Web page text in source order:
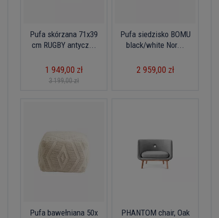
Pufa skórzana 71x39
cm RUGBY antycz...
1 949,00 zł
3 199,00 zł
Pufa siedzisko BOMU
black/white Nor...
2 959,00 zł
Pufa bawełniana 50x
PHANTOM chair, Oak